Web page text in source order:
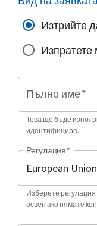
Изтрийте
Изпратете
Пълно име*
Това ще бъде
идентифицира.
Регулация*
Изберете регулация
освен ако нямате